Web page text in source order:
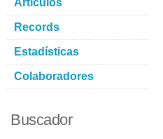
Artículos
Records
Estadísticas
Colaboradores
Buscador